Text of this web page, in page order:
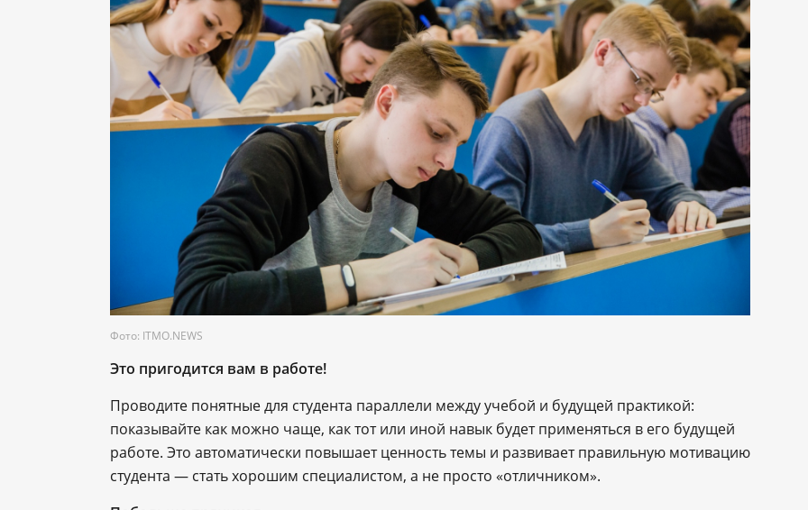
Фото: ITMO.NEWS
Это пригодится вам в работе!
Проводите понятные для студента параллели между учебой и будущей практикой:
показывайте как можно чаще, как тот или иной навык будет применяться в его будущей
работе. Это автоматически повышает ценность темы и развивает правильную мотивацию
студента — стать хорошим специалистом, а не просто «отличником».